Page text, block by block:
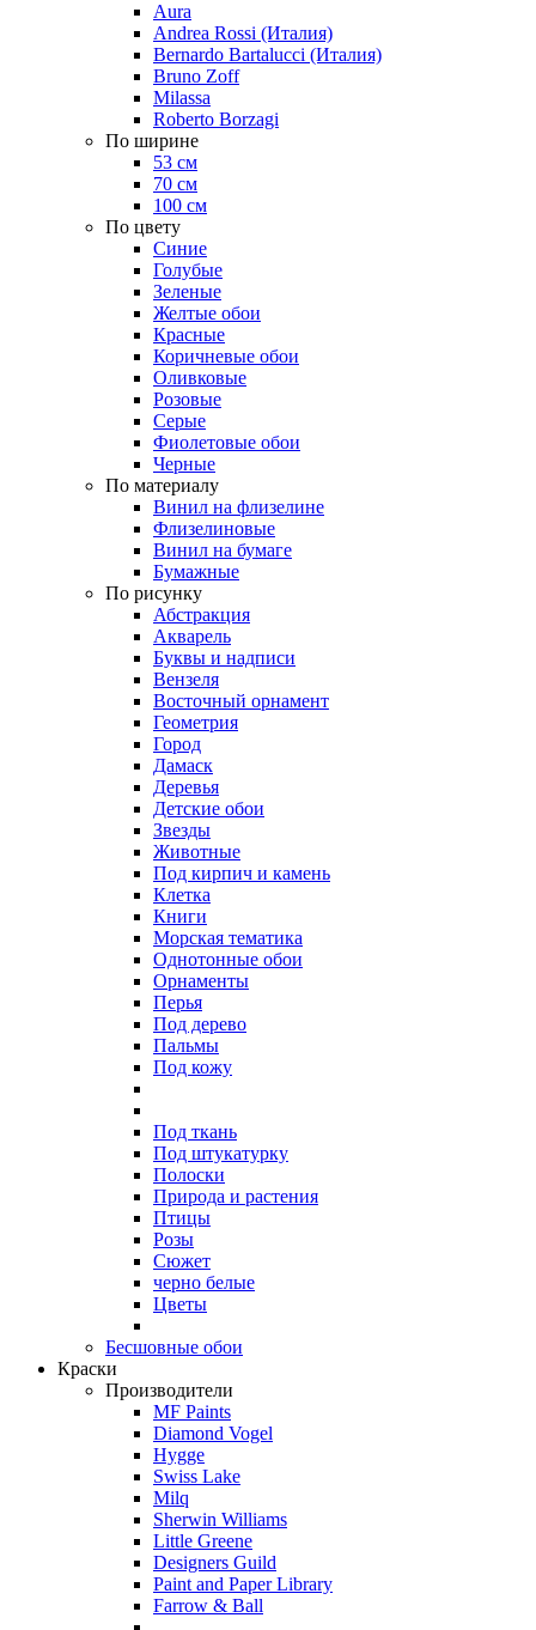
Aura
Andrea Rossi (Италия)
Bernardo Bartalucci (Италия)
Bruno Zoff
Milassa
Roberto Borzagi
По ширине
53 см
70 см
100 см
По цвету
Синие
Голубые
Зеленые
Желтые обои
Красные
Коричневые обои
Оливковые
Розовые
Серые
Фиолетовые обои
Черные
По материалу
Винил на флизелине
Флизелиновые
Винил на бумаге
Бумажные
По рисунку
Абстракция
Акварель
Буквы и надписи
Вензеля
Восточный орнамент
Геометрия
Город
Дамаск
Деревья
Детские обои
Звезды
Животные
Под кирпич и камень
Клетка
Книги
Морская тематика
Однотонные обои
Орнаменты
Перья
Под дерево
Пальмы
Под кожу
Под ткань
Под штукатурку
Полоски
Природа и растения
Птицы
Розы
Сюжет
черно белые
Цветы
Бесшовные обои
Краски
Производители
MF Paints
Diamond Vogel
Hygge
Swiss Lake
Milq
Sherwin Williams
Little Greene
Designers Guild
Paint and Paper Library
Farrow & Ball